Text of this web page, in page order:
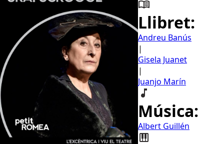
Llibret:
Andreu Banús
|
Gisela Juanet
|
Juanjo Marín
Música:
Albert Guillén